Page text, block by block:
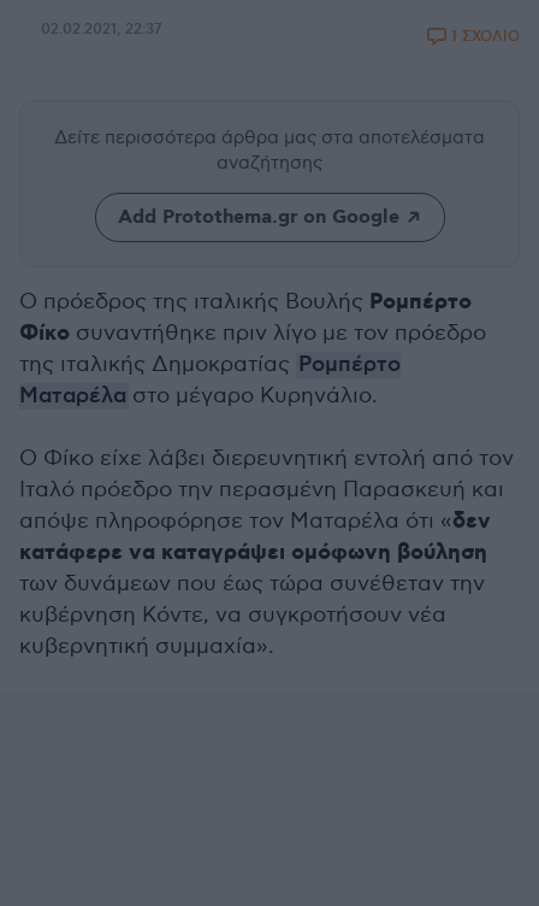
02.02.2021, 22:37 1 ΣΧΟΛΙΟ
Δείτε περισσότερα άρθρα μας στα αποτελέσματα
αναζήτησης
Add Protothema.gr on Google
Ο πρόεδρος της ιταλικής Βουλής Ρομπέρτο
Φίκο συναντήθηκε πριν λίγο με τον πρόεδρο
της ιταλικής Δημοκρατίας Ρομπέρτο
Ματαρέλα στο μέγαρο Κυρηνάλιο.
Ο Φίκο είχε λάβει διερευνητική εντολή από τον
Ιταλό πρόεδρο την περασμένη Παρασκευή και
απόψε πληροφόρησε τον Ματαρέλα ότι «δεν
κατάφερε να καταγράψει ομόφωνη βούληση
των δυνάμεων που έως τώρα συνέθεταν την
κυβέρνηση Κόντε, να συγκροτήσουν νέα
κυβερνητική συμμαχία».